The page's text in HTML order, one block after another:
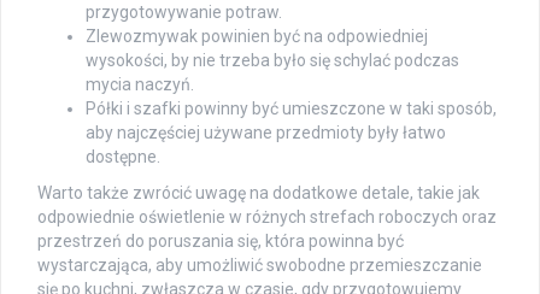
przygotowywanie potraw.
Zlewozmywak powinien być na odpowiedniej
wysokości, by nie trzeba było się schylać podczas
mycia naczyń.
Półki i szafki powinny być umieszczone w taki sposób,
aby najczęściej używane przedmioty były łatwo
dostępne.
Warto także zwrócić uwagę na dodatkowe detale, takie jak
odpowiednie oświetlenie w różnych strefach roboczych oraz
przestrzeń do poruszania się, która powinna być
wystarczająca, aby umożliwić swobodne przemieszczanie
się po kuchni, zwłaszcza w czasie, gdy przygotowujemy